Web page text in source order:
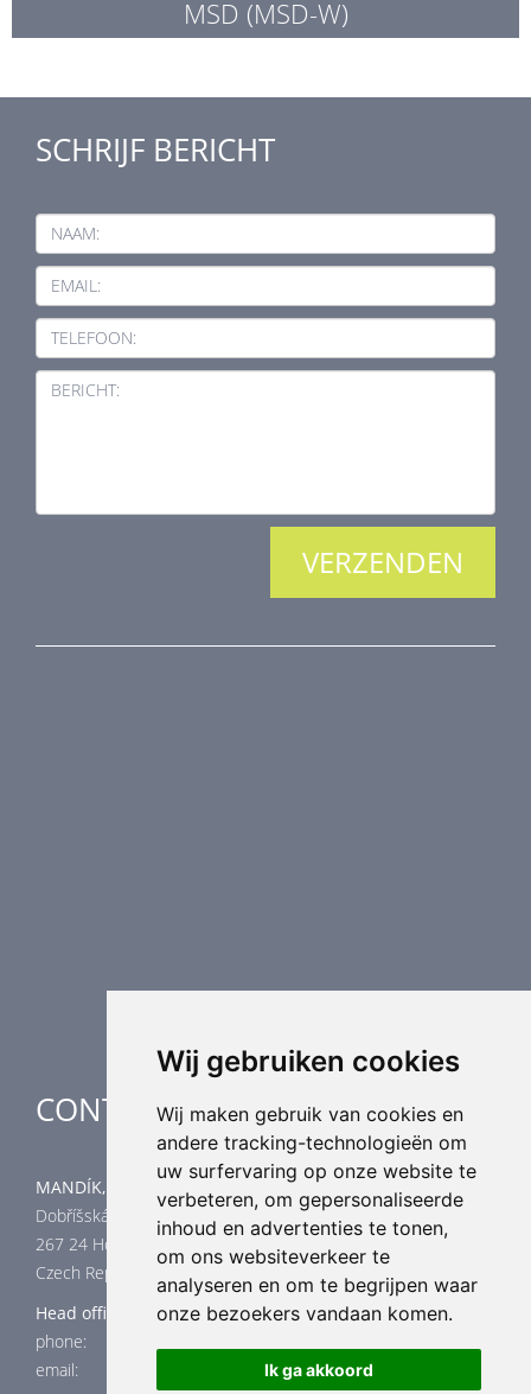
Wij gebruiken cookies
Wij maken gebruik van cookies en
andere tracking-technologieën om
uw surfervaring op onze website te
verbeteren, om gepersonaliseerde
inhoud en advertenties te tonen,
om ons websiteverkeer te
analyseren en om te begrijpen waar
onze bezoekers vandaan komen.
Ik ga akkoord
MSD (MSD-W)
SCHRIJF BERICHT
NAAM:
EMAIL:
TELEFOON:
BERICHT:
CONTACT
MANDÍK, a.s.
Dobříšská 550
267 24 Hostomice
Czech Republic
Head office
phone: +420 311 706 706
email: mandik@mandik.cz